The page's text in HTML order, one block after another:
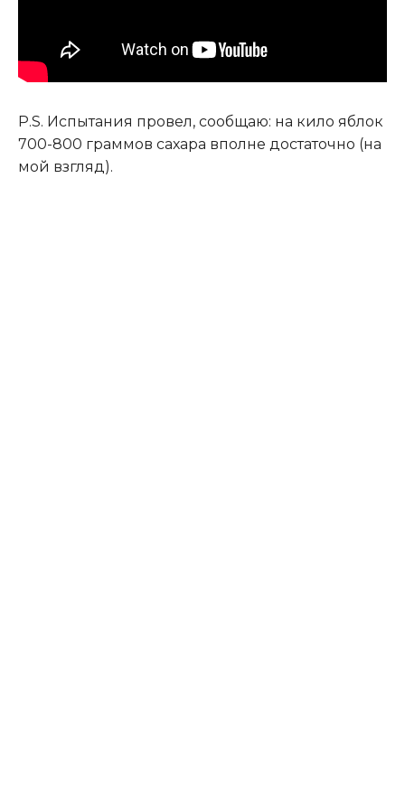
P.S. Испытания провел, сообщаю: на кило яблок
700-800 граммов сахара вполне достаточно (на
мой взгляд).